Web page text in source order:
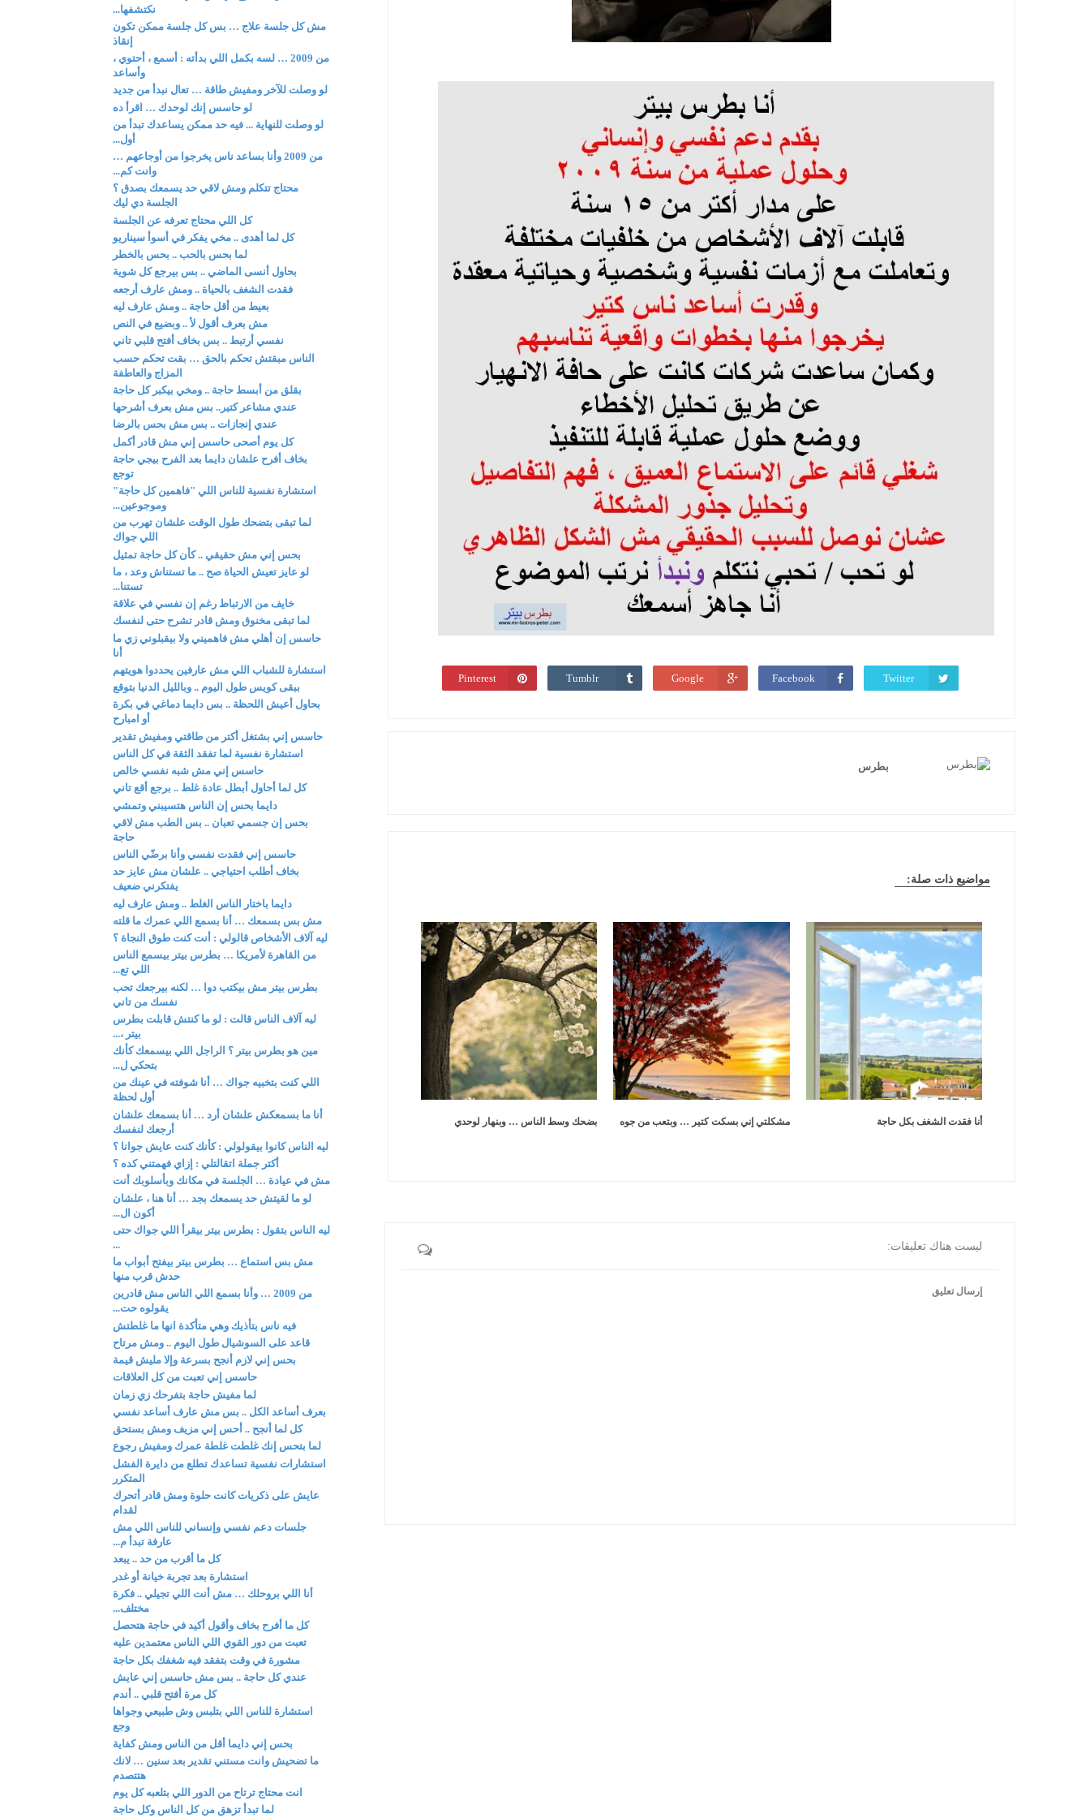
Twitter
Facebook
Google
Tumblr
Pinterest
بطرس
مواضيع ذات صلة:
أنا فقدت الشغف بكل حاجة مشكلتي إني بسكت كتير … وبتعب من جوه بضحك وسط الناس … وبنهار لوحدي
ليست هناك تعليقات:
إرسال تعليق
نكتشفها...
مش كل جلسة علاج … بس كل جلسة ممكن تكون
إنقاذ
من 2009 … لسه بكمل اللي بدأته : أسمع ، أحتوي ،
وأساعد
لو وصلت للآخر ومفيش طاقة … تعال نبدأ من جديد
لو حاسس إنك لوحدك … اقرأ ده
لو وصلت للنهاية ... فيه حد ممكن يساعدك تبدأ من
أول...
من 2009 وأنا بساعد ناس يخرجوا من أوجاعهم …
وانت كم...
محتاج تتكلم ومش لاقي حد يسمعك بصدق ؟
الجلسة دي ليك
كل اللي محتاج تعرفه عن الجلسة
كل لما أهدى .. مخي يفكر في أسوأ سيناريو
لما بحس بالحب .. بحس بالخطر
بحاول أنسى الماضي .. بس بيرجع كل شوية
فقدت الشغف بالحياة .. ومش عارف أرجعه
بعيط من أقل حاجة .. ومش عارف ليه
مش بعرف أقول لأ .. وبضيع في النص
نفسي أرتبط .. بس بخاف أفتح قلبي تاني
الناس مبقتش تحكم بالحق … بقت تحكم حسب
المزاج والعاطفة
بقلق من أبسط حاجة .. ومخي بيكبر كل حاجة
عندي مشاعر كتير.. بس مش بعرف أشرحها
عندي إنجازات .. بس مش بحس بالرضا
كل يوم أصحى حاسس إني مش قادر أكمل
بخاف أفرح علشان دايما بعد الفرح بيجي حاجة
توجع
استشارة نفسية للناس اللي "فاهمين كل حاجة"
وموجوعين...
لما تبقى بتضحك طول الوقت علشان تهرب من
اللي جواك
بحس إني مش حقيقي .. كأن كل حاجة تمثيل
لو عايز تعيش الحياة صح .. ما تستناش وعد ، ما
تستنا...
خايف من الارتباط رغم إن نفسي في علاقة
لما تبقى مخنوق ومش قادر تشرح حتى لنفسك
حاسس إن أهلي مش فاهميني ولا بيقبلوني زي ما
أنا
استشارة للشباب اللي مش عارفين يحددوا هويتهم
ببقى كويس طول اليوم .. وبالليل الدنيا بتوقع
بحاول أعيش اللحظة .. بس دايما دماغي في بكرة
أو امبارح
حاسس إني بشتغل أكتر من طاقتي ومفيش تقدير
استشارة نفسية لما تفقد الثقة في كل الناس
حاسس إني مش شبه نفسي خالص
كل لما أحاول أبطل عادة غلط .. برجع أقع تاني
دايما بحس إن الناس هتسيبني وتمشي
بحس إن جسمي تعبان .. بس الطب مش لاقي
حاجة
حاسس إني فقدت نفسي وأنا برضّي الناس
بخاف أطلب احتياجي .. علشان مش عايز حد
يفتكرني ضعيف
دايما باختار الناس الغلط .. ومش عارف ليه
مش بس بسمعك … أنا بسمع اللي عمرك ما قلته
ليه آلاف الأشخاص قالولي : أنت كنت طوق النجاة ؟
من القاهرة لأمريكا … بطرس بيتر بيسمع الناس
اللي تع...
بطرس بيتر مش بيكتب دوا … لكنه بيرجعك تحب
نفسك من تاني
ليه آلاف الناس قالت : لو ما كنتش قابلت بطرس
بيتر ،...
مين هو بطرس بيتر ؟ الراجل اللي بيسمعك كأنك
بتحكي ل...
اللي كنت بتخبيه جواك … أنا شوفته في عينك من
أول لحظة
أنا ما بسمعكش علشان أرد … أنا بسمعك علشان
أرجعك لنفسك
ليه الناس كانوا بيقولولي : كأنك كنت عايش جوانا ؟
أكتر جملة اتقالتلي : إزاي فهمتني كده ؟
مش في عيادة … الجلسة في مكانك وبأسلوبك أنت
لو ما لقيتش حد يسمعك بجد … أنا هنا ، علشان
أكون ال...
ليه الناس بتقول : بطرس بيتر بيقرأ اللي جواك حتى
...
مش بس استماع … بطرس بيتر بيفتح أبواب ما
حدش قرب منها
من 2009 … وأنا بسمع اللي الناس مش قادرين
يقولوه حت...
فيه ناس بتأذيك وهي متأكدة انها ما غلطتش
قاعد على السوشيال طول اليوم .. ومش مرتاح
بحس إني لازم أنجح بسرعة وإلا مليش قيمة
حاسس إني تعبت من كل العلاقات
لما مفيش حاجة بتفرحك زي زمان
بعرف أساعد الكل .. بس مش عارف أساعد نفسي
كل لما أنجح .. أحس إني مزيف ومش بستحق
لما بتحس إنك غلطت غلطة عمرك ومفيش رجوع
استشارات نفسية تساعدك تطلع من دايرة الفشل
المتكرر
عايش على ذكريات كانت حلوة ومش قادر أتحرك
لقدام
جلسات دعم نفسي وإنساني للناس اللي مش
عارفة تبدأ م...
كل ما أقرب من حد .. يبعد
استشارة بعد تجربة خيانة أو غدر
أنا اللي بروحلك … مش أنت اللي تجيلي .. فكرة
مختلف...
كل ما أفرح بخاف وأقول أكيد في حاجة هتحصل
تعبت من دور القوي اللي الناس معتمدين عليه
مشورة في وقت بتفقد فيه شغفك بكل حاجة
عندي كل حاجة .. بس مش حاسس إني عايش
كل مرة أفتح قلبي .. أندم
استشارة للناس اللي بتلبس وش طبيعي وجواها
وجع
بحس إني دايما أقل من الناس ومش كفاية
ما تضحيش وانت مستني تقدير بعد سنين … لانك
هتتصدم
انت محتاج ترتاح من الدور اللي بتلعبه كل يوم
لما تبدأ تزهق من كل الناس وكل حاجة